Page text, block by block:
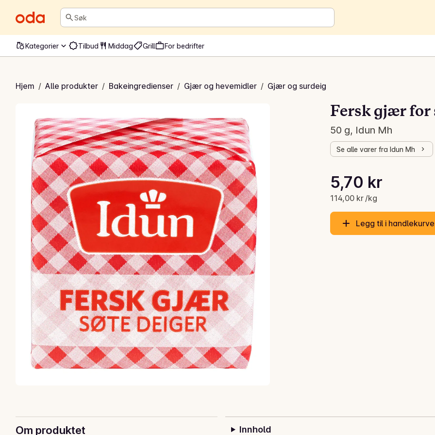
Søk
Kategorier Tilbud Middag Grill For bedrifter
Hjem / Alle produkter / Bakeingredienser / Gjær og hevemidler / Gjær og surdeig
for søte deiger
Fersk gjær for
50 g, Idun Mh
Se alle varer fra Idun Mh
Gjeldende pris er: 5,70 kr
5,70 kr
114,00 kr /kg
Stykkpris: 114,00 kr /kg
Legg til i
Om produktet Innhold